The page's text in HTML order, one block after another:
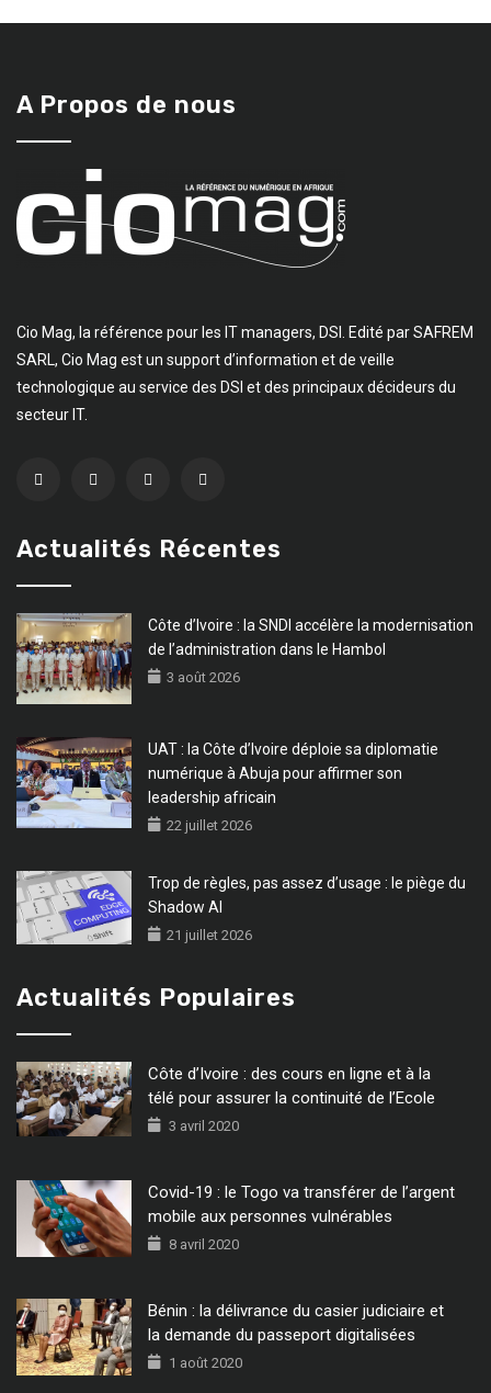
A Propos de nous
Cio Mag, la référence pour les IT managers, DSI. Edité par SAFREM
SARL, Cio Mag est un support d’information et de veille
technologique au service des DSI et des principaux décideurs du
secteur IT.
Actualités Récentes
Côte d’Ivoire : la SNDI accélère la modernisation
de l’administration dans le Hambol
3 août 2026
UAT : la Côte d’Ivoire déploie sa diplomatie
numérique à Abuja pour affirmer son
leadership africain
22 juillet 2026
Trop de règles, pas assez d’usage : le piège du
Shadow AI
21 juillet 2026
Actualités Populaires
Côte d’Ivoire : des cours en ligne et à la
télé pour assurer la continuité de l’Ecole
3 avril 2020
Covid-19 : le Togo va transférer de l’argent
mobile aux personnes vulnérables
8 avril 2020
Bénin : la délivrance du casier judiciaire et
la demande du passeport digitalisées
1 août 2020